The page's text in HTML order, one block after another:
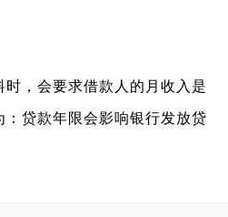
，会要求借款人的月收入是
贷款年限会影响银行发放贷